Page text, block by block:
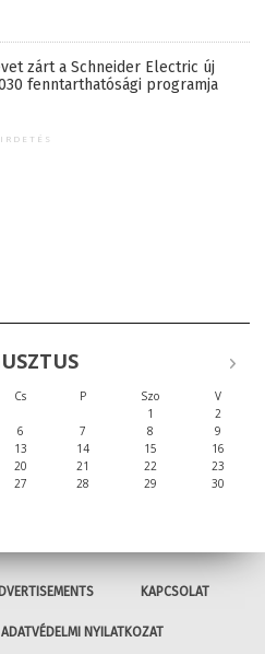
zárt a Schneider Electric új
fenntarthatósági programja
Cs P Szo
V
1
2
6 7 8
9
13 14 15
16
20 21 22
23
27 28 29
30
KAPCSOLAT
ADATVÉDELMI NYILATKOZAT